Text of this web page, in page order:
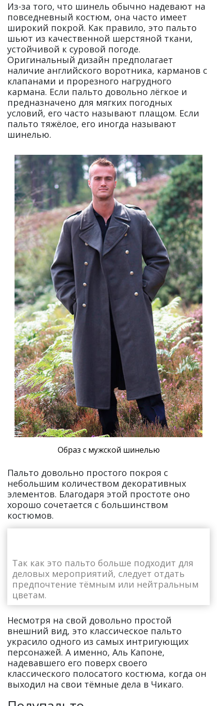
Из-за того, что шинель обычно надевают на
повседневный костюм, она часто имеет
широкий покрой. Как правило, это пальто
шьют из качественной шерстяной ткани,
устойчивой к суровой погоде.
Оригинальный дизайн предполагает
наличие английского воротника, карманов с
клапанами и прорезного нагрудного
кармана. Если пальто довольно лёгкое и
предназначено для мягких погодных
условий, его часто называют плащом. Если
пальто тяжёлое, его иногда называют
шинелью.
Образ с мужской шинелью
Пальто довольно простого покроя с
небольшим количеством декоративных
элементов. Благодаря этой простоте оно
хорошо сочетается с большинством
костюмов.
Так как это пальто больше подходит для
деловых мероприятий, следует отдать
предпочтение тёмным или нейтральным
цветам.
Несмотря на свой довольно простой
внешний вид, это классическое пальто
украсило одного из самых интригующих
персонажей. А именно, Аль Капоне,
надевавшего его поверх своего
классического полосатого костюма, когда он
выходил на свои тёмные дела в Чикаго.